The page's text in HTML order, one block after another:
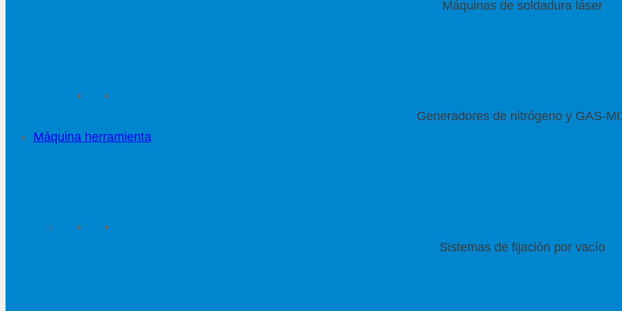
Máquinas de soldadura láser
Generadores de nitrógeno y GAS-
Máquina herramienta
Sistemas de fijación por vacío